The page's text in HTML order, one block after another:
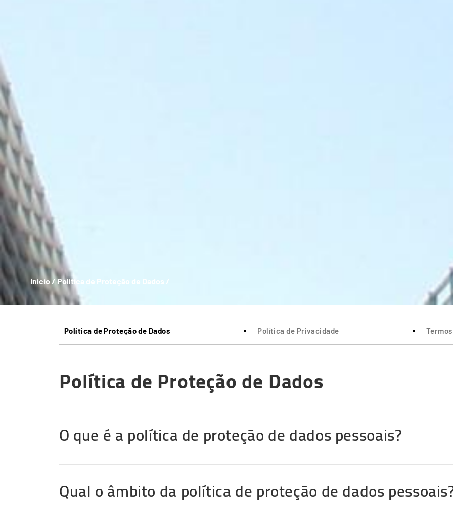
Breadcrumb
Início / Política de Proteção de Dados /
Política de Proteção de Dados Política de Privacidade
Política de Proteção de Dados
O que é a política de proteção de dados pessoais?
Qual o âmbito da política de proteção de dados